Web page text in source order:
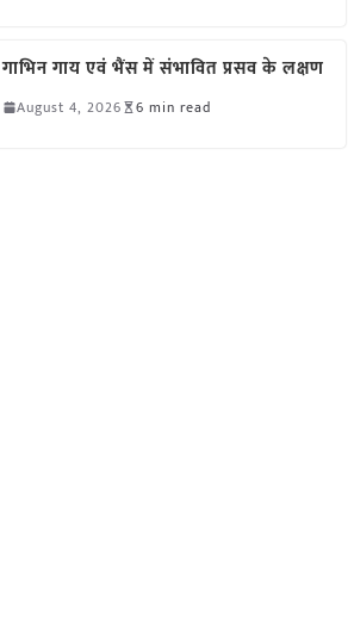
गाभिन गाय एवं भैंस में संभावित प्रसव के लक्षण
August 4, 2026 6 min read